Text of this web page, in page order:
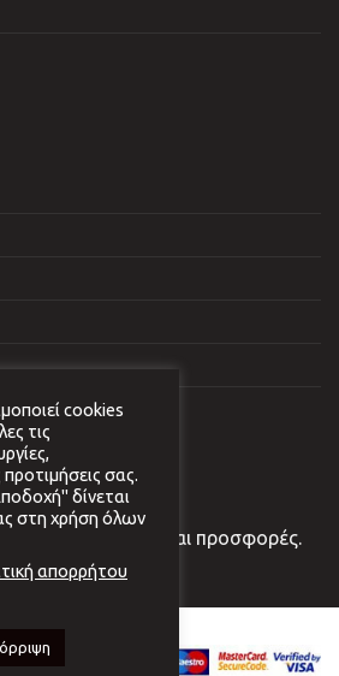
μας για νέα και προσφορές.
by
cookies
τις
σας.
δίνεται
στη χρήση όλων
απορρήτου